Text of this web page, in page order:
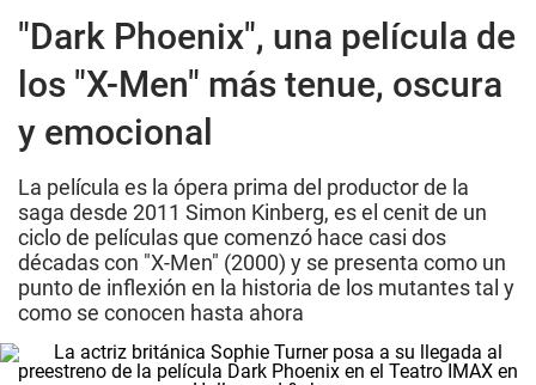
"Dark Phoenix", una película de
los "X-Men" más tenue, oscura
y emocional
La película es la ópera prima del productor de la
saga desde 2011 Simon Kinberg, es el cenit de un
ciclo de películas que comenzó hace casi dos
décadas con "X-Men" (2000) y se presenta como un
punto de inflexión en la historia de los mutantes tal y
como se conocen hasta ahora